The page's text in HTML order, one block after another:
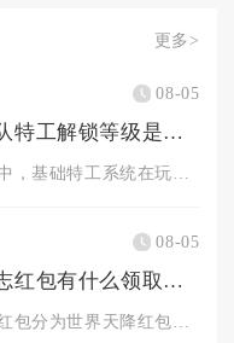
更多>
08-05
弹壳特攻队特工解锁等级是多少级
08-05
少年三国志红包有什么领取方法